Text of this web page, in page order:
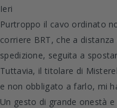
Ieri
Purtroppo il cavo ordinato
corriere BRT, che a
spedizione, seguita a
Tuttavia, il titolare di
e non obbligato a farlo, mi
Un gesto di grande onestà